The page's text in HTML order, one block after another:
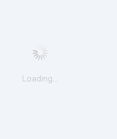
Loading...